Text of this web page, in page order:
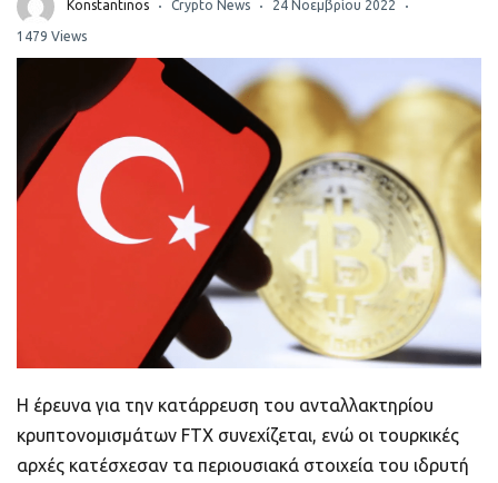
Konstantinos Crypto News 24 Νοεμβρίου 2022
1479 Views
Η έρευνα για την κατάρρευση του ανταλλακτηρίου
κρυπτονομισμάτων FTX συνεχίζεται, ενώ οι τουρκικές
αρχές κατέσχεσαν τα περιουσιακά στοιχεία του ιδρυτή
ποιοτικό
Πορτοφόλια Κρυπτονομισμάτων
Metamask τι είναι και πως λειτουργεί αυτό
το πορτοφόλι;
Τι είναι τα NFTs